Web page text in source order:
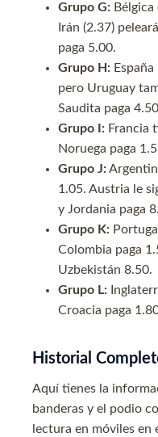
Grupo G:
Irán (2.37)
paga 5.00.
Grupo H:
pero Uruguay
Saudita paga
Grupo I: Francia
Noruega paga
Grupo J:
1.05. Austria le
y Jordania paga
Grupo K:
Colombia paga
Uzbekistán 8.50.
Grupo L:
Croacia paga
Historial
Aquí tienes la
banderas y el podio
lectura en móviles en